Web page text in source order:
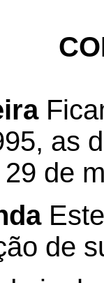
as
de
de